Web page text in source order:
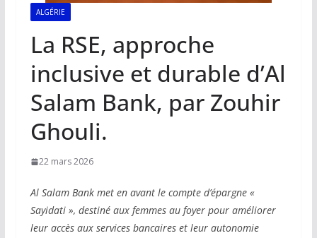
ALGÉRIE
La RSE, approche
inclusive et durable d’Al
Salam Bank, par Zouhir
Ghouli.
22 mars 2026
Al Salam Bank met en avant le compte d’épargne «
Sayidati », destiné aux femmes au foyer pour améliorer
leur accès aux services bancaires et leur autonomie